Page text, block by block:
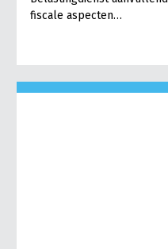
fiscale aspecten…